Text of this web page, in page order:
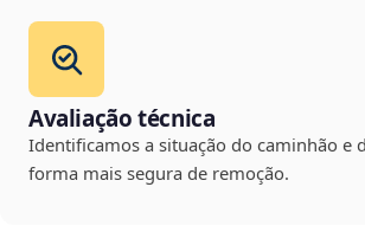
Avaliação técnica
Identificamos a situação do caminhão e
forma mais segura de remoção.